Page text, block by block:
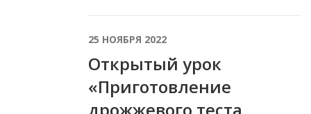
25 НОЯБРЯ 2022
Открытый урок
«Приготовление